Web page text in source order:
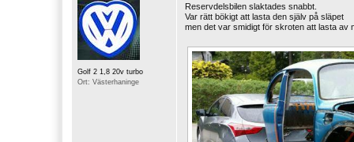
Golf 2 1,8 20v turbo
Ort: Västerhaninge
Reservdelsbilen slaktades snabbt.
Var rätt bökigt att lasta den själv på släpet
men det var smidigt för skroten att lasta av